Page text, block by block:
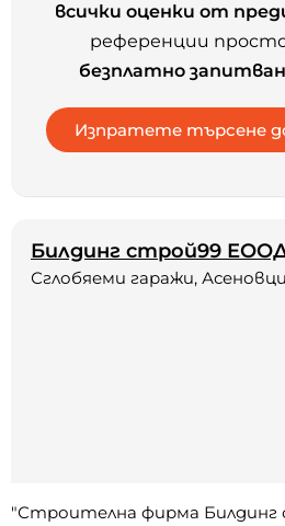
всички оценки от
референции
безплатно
Билдинг строй99
Сглобяеми гаражи, Асеновци
"Строителна фирма